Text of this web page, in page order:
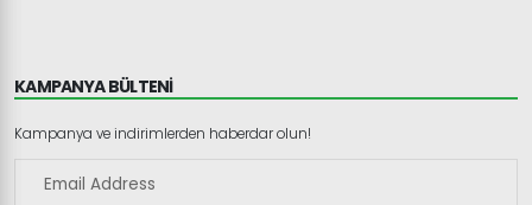
KAMPANYA BÜLTENİ
Kampanya ve indirimlerden haberdar olun!